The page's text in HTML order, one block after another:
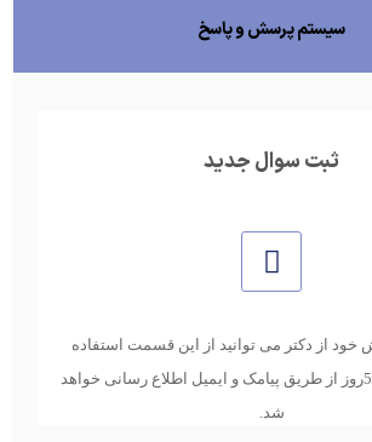
سیستم پرسش و پاسخ
ثبت سوال جدید
از دکتر می توانید از این قسمت استفاده
کنید.پاسخ شما تا 5روز از طریق پیامک و ایمیل اطلاع رسانی خواهد
شد.